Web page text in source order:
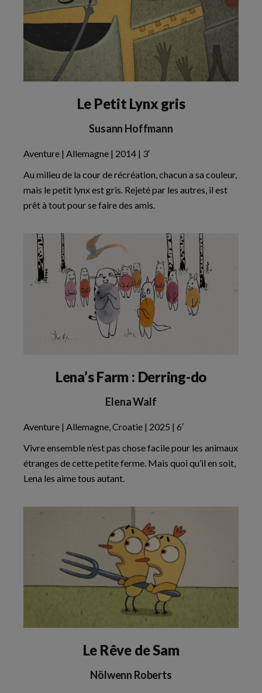
Le Petit Lynx gris
Susann Hoffmann
Aventure | Allemagne | 2014 | 3′
Au milieu de la cour de récréation, chacun a sa couleur,
mais le petit lynx est gris. Rejeté par les autres, il est
prêt à tout pour se faire des amis.
Lena’s Farm : Derring-do
Elena Walf
Aventure | Allemagne, Croatie | 2025 | 6′
Vivre ensemble n’est pas chose facile pour les animaux
étranges de cette petite ferme. Mais quoi qu’il en soit,
Lena les aime tous autant.
Le Rêve de Sam
Nölwenn Roberts